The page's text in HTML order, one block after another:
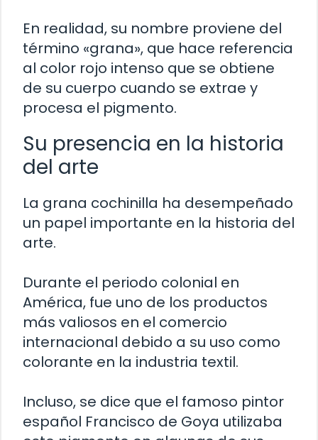
En realidad, su nombre proviene del
término «grana», que hace referencia
al color rojo intenso que se obtiene
de su cuerpo cuando se extrae y
procesa el pigmento.
Su presencia en la historia
del arte
La grana cochinilla ha desempeñado
un papel importante en la historia del
arte.
Durante el periodo colonial en
América, fue uno de los productos
más valiosos en el comercio
internacional debido a su uso como
colorante en la industria textil.
Incluso, se dice que el famoso pintor
español Francisco de Goya utilizaba